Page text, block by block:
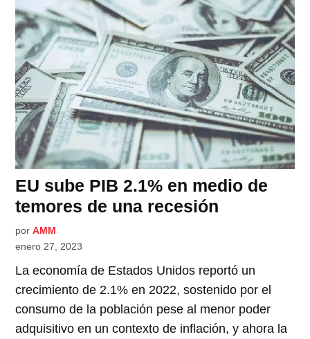
EU sube PIB 2.1% en medio de
temores de una recesión
por AMM
enero 27, 2023
La economía de Estados Unidos reportó un
crecimiento de 2.1% en 2022, sostenido por el
consumo de la población pese al menor poder
adquisitivo en un contexto de inflación, y ahora la